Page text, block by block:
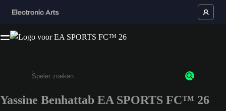
Enter a minimum of 3 characters or numbers
Yassine Benhattab EA SPORTS FC™ 26